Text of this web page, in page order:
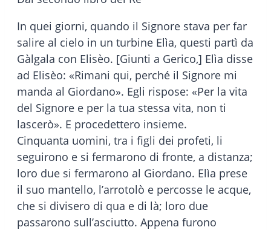
In quei giorni, quando il Signore stava per far
salire al cielo in un turbine Elìa, questi partì da
Gàlgala con Elisèo. [Giunti a Gerico,] Elìa disse
ad Elisèo: «Rimani qui, perché il Signore mi
manda al Giordano». Egli rispose: «Per la vita
del Signore e per la tua stessa vita, non ti
lascerò». E procedettero insieme.
Cinquanta uomini, tra i figli dei profeti, li
seguirono e si fermarono di fronte, a distanza;
loro due si fermarono al Giordano. Elìa prese
il suo mantello, l’arrotolò e percosse le acque,
che si divisero di qua e di là; loro due
passarono sull’asciutto. Appena furono